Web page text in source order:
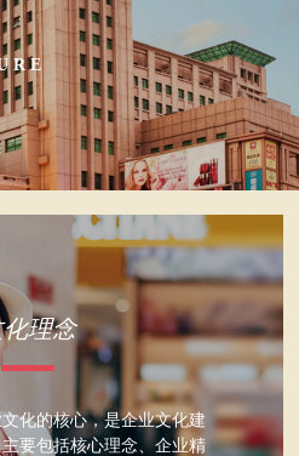
理念
化的核心，是企业文化建
要包括核心理念、企业精